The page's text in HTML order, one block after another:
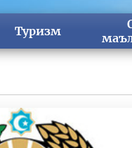
Туризм